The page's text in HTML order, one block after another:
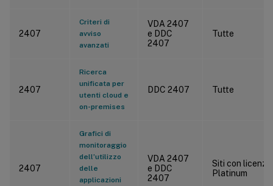
2407
Criteri di
avviso
avanzati
VDA 2407
e DDC
2407
Tutte
2407
Ricerca
unificata per
utenti cloud e
on-premises
DDC 2407 Tutte
2407
Grafici di
monitoraggio
dell’utilizzo
delle
applicazioni
VDA 2407
e DDC
2407
Siti con licenza
Platinum